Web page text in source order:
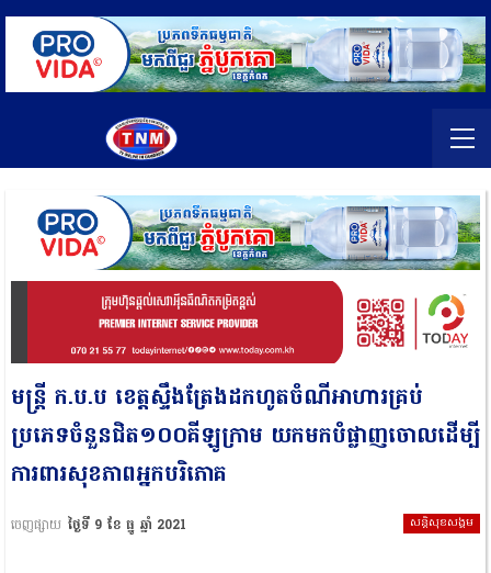
មន្ត្រី ក.ប.ប ខេត្តស្ទឹងត្រែងដកហូតចំណីអាហារគ្រប់
ប្រភេទចំនួនជិត១០០គីឡូក្រាម យកមកបំផ្លាញចោលដើម្បី
ការពារសុខភាពអ្នកបរិភោគ
សន្តិសុខសង្គម
ចេញផ្សាយ ថ្ងៃទី 9 ខែ ធ្នូ ឆ្នាំ 2021